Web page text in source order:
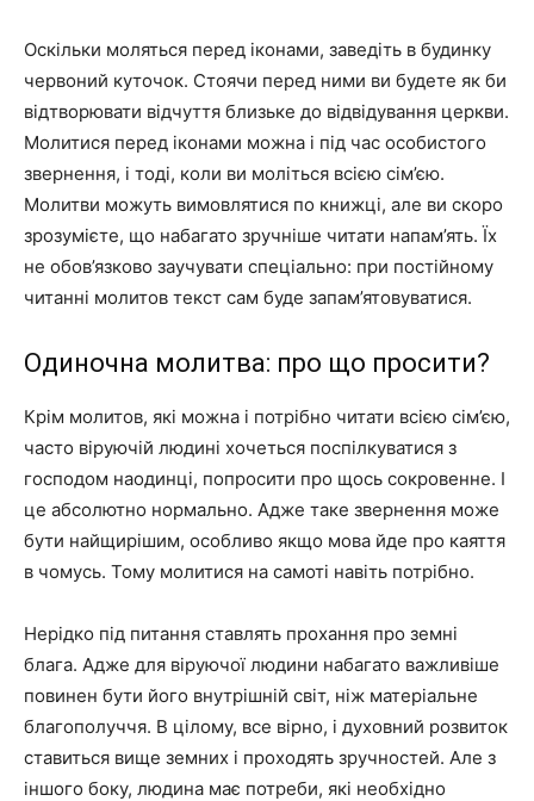
Оскільки моляться перед іконами, заведіть в будинку
червоний куточок. Стоячи перед ними ви будете як би
відтворювати відчуття близьке до відвідування церкви.
Молитися перед іконами можна і під час особистого
звернення, і тоді, коли ви моліться всією сім’єю.
Молитви можуть вимовлятися по книжці, але ви скоро
зрозумієте, що набагато зручніше читати напам’ять. Їх
не обов’язково заучувати спеціально: при постійному
читанні молитов текст сам буде запам’ятовуватися.
Одиночна молитва: про що просити?
Крім молитов, які можна і потрібно читати всією сім’єю,
часто віруючій людині хочеться поспілкуватися з
господом наодинці, попросити про щось сокровенне. І
це абсолютно нормально. Адже таке звернення може
бути найщирішим, особливо якщо мова йде про каяття
в чомусь. Тому молитися на самоті навіть потрібно.
Нерідко під питання ставлять прохання про земні
блага. Адже для віруючої людини набагато важливіше
повинен бути його внутрішній світ, ніж матеріальне
благополуччя. В цілому, все вірно, і духовний розвиток
ставиться вище земних і проходять зручностей. Але з
іншого боку, людина має потреби, які необхідно